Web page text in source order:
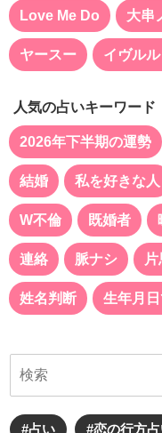
Love Me Do 大串
ヤースー イヴル
人気の占いキーワード
2026年下半期の運勢
結婚 私を好きな人
W不倫 既婚者
連絡 脈ナシ
姓名判断 生年月
#占い #恋の行方